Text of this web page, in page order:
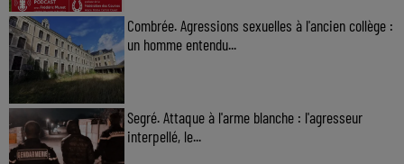
Combrée. Agressions sexuelles à l'ancien collège :
un homme entendu...
Segré. Attaque à l'arme blanche : l'agresseur
interpellé, le...